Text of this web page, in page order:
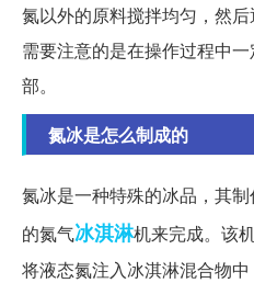
氮以外的原料搅拌均匀，然后
需要注意的是在操作过程中
部。
氮冰是怎么制成的
氮冰是一种特殊的冰品，其
的氮气冰淇淋机来完成。该
将液态氮注入冰淇淋混合物